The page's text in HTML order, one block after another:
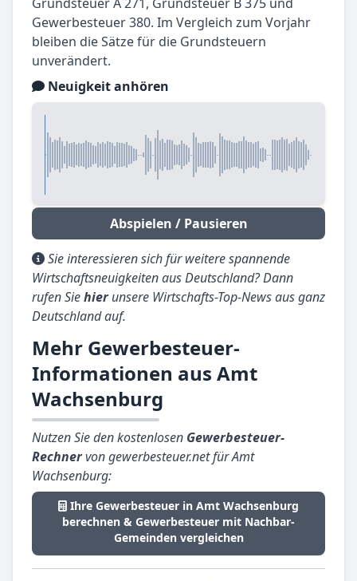
Gewerbesteuer 380. Im Vergleich zum Vorjahr
bleiben die Sätze für die Grundsteuern
unverändert.
Neuigkeit anhören
Abspielen / Pausieren
Sie interessieren sich für weitere spannende
Wirtschaftsneuigkeiten aus Deutschland? Dann
rufen Siehierunsere Wirtschafts-Top-News aus ganz
Deutschland auf.
Mehr Gewerbesteuer-
Informationen aus Amt
Wachsenburg
Nutzen Sie den kostenlosen Gewerbesteuer-
Rechnervon gewerbesteuer.net für Amt
Wachsenburg:
Ihre Gewerbesteuer in Amt Wachsenburg
berechnen & Gewerbesteuer mit Nachbar-
Gemeinden vergleichen